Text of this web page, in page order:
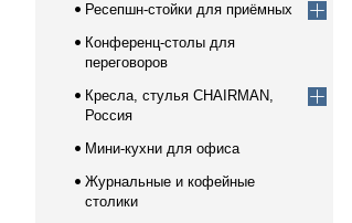
Ресепшн-стойки для приёмных
Конференц-столы для
переговоров
Кресла, стулья CHAIRMAN,
Россия
Мини-кухни для офиса
Журнальные и кофейные
столики